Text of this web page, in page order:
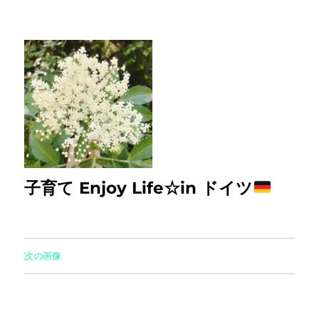
子育て Enjoy Life☆in ドイツ
次の画像